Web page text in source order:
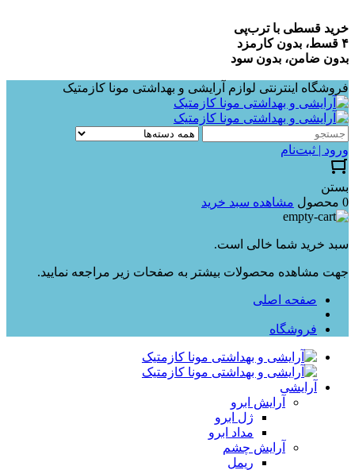
خرید قسطی با ترب‌پی
۴ قسط، بدون کارمزد
بدون ضامن، بدون سود
فروشگاه اینترنتی لوازم آرایشی و بهداشتی مونا کازمتیک
ورود | ثبت‌نام
بستن
0 محصول
مشاهده سبد خرید
سبد خرید شما خالی است.
جهت مشاهده محصولات بیشتر به صفحات زیر مراجعه نمایید.
صفحه اصلی
فروشگاه
آرایشی
آرایش ابرو
ژل ابرو
مداد ابرو
آرایش چشم
ریمل